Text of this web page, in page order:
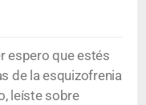
espero que estés
de la esquizofrenia
leíste sobre